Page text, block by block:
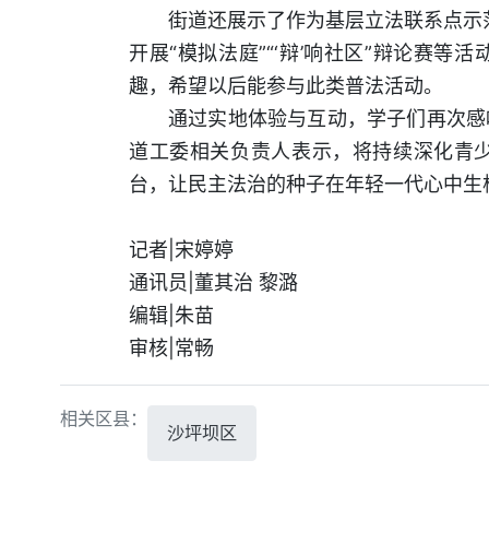
街道还展示了作为基层立法联系点
开展“模拟法庭”“‘辩’响社区”辩论赛等
趣，希望以后能参与此类普法活动。
通过实地体验与互动，学子们再次
道工委相关负责人表示，将持续深化青
台，让民主法治的种子在年轻一代心中生
记者|宋婷婷
通讯员|董其治 黎潞
编辑|朱苗
审核|常畅
相关区县：
沙坪坝区